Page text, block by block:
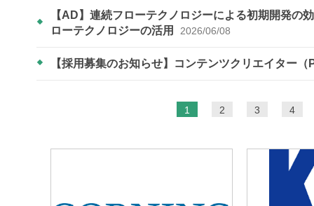
【AD】連続フローテクノロジーによる初期開発の
ローテクノロジーの活用
2026/06/08
【採用募集のお知らせ】コンテンツクリエイター
1 2 3 4